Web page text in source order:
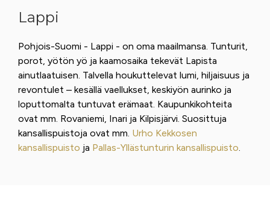
Lappi
Pohjois-Suomi - Lappi - on oma maailmansa. Tunturit,
porot, yötön yö ja kaamosaika tekevät Lapista
ainutlaatuisen. Talvella houkuttelevat lumi, hiljaisuus ja
revontulet – kesällä vaellukset, keskiyön aurinko ja
loputtomalta tuntuvat erämaat. Kaupunkikohteita
ovat mm. Rovaniemi, Inari ja Kilpisjärvi. Suosittuja
kansallispuistoja ovat mm. Urho Kekkosen
kansallispuisto ja Pallas-Yllästunturin kansallispuisto.